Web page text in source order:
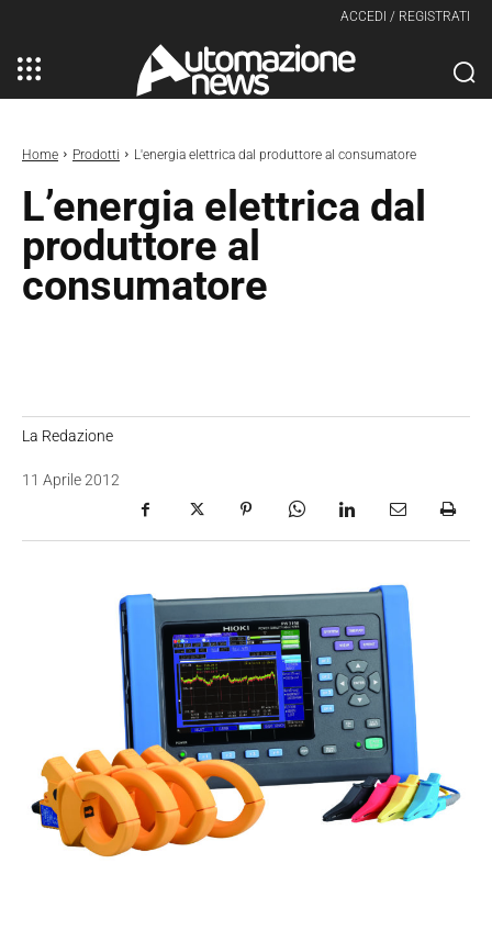
ACCEDI / REGISTRATI
Home Prodotti L'energia elettrica dal produttore al consumatore
L’energia elettrica dal
produttore al
consumatore
La Redazione
11 Aprile 2012